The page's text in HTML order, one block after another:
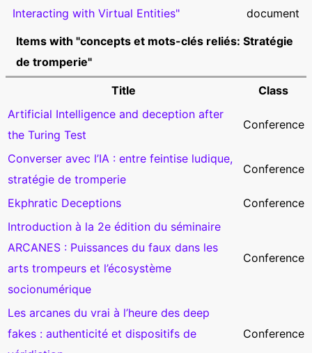
Interacting with Virtual Entities"
document
Items with "concepts et mots-clés reliés: Stratégie
de tromperie"
Title
Class
Artificial Intelligence and deception after
the Turing Test
Conference
Converser avec l’IA : entre feintise ludique,
stratégie de tromperie
Conference
Ekphratic Deceptions
Conference
Introduction à la 2e édition du séminaire
ARCANES : Puissances du faux dans les
arts trompeurs et l’écosystème
socionumérique
Conference
Les arcanes du vrai à l’heure des deep
fakes : authenticité et dispositifs de
Conference